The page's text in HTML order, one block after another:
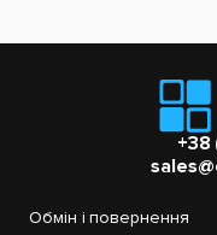
Обмін і повернення